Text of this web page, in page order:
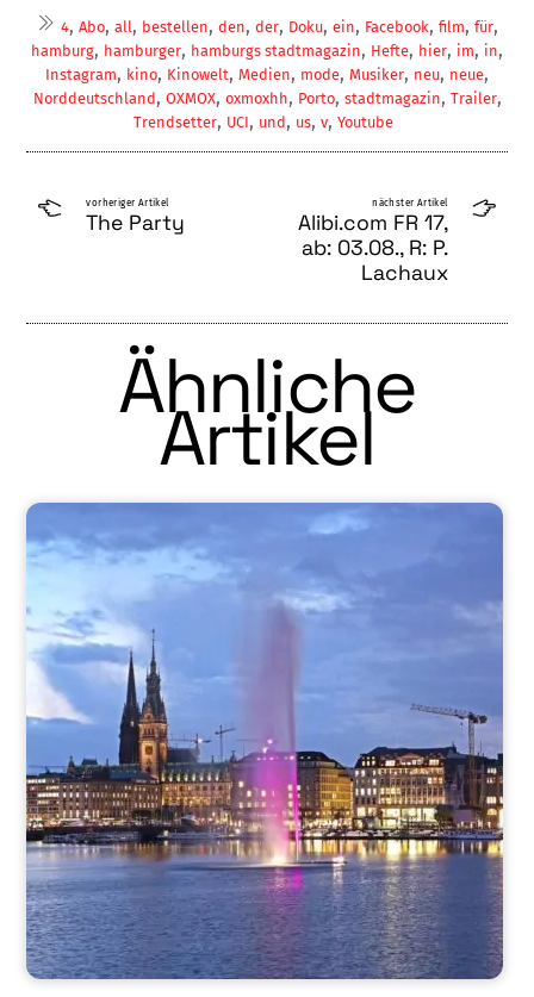
4, Abo, all, bestellen, den, der, Doku, ein, Facebook, film, für,
hamburg, hamburger, hamburgs stadtmagazin, Hefte, hier, im, in,
Instagram, kino, Kinowelt, Medien, mode, Musiker, neu, neue,
Norddeutschland, OXMOX, oxmoxhh, Porto, stadtmagazin, Trailer,
Trendsetter, UCI, und, us, v, Youtube
vorheriger Artikel
The Party
nächster Artikel
Alibi.com FR 17,
ab: 03.08., R: P.
Lachaux
Ähnliche
Artikel